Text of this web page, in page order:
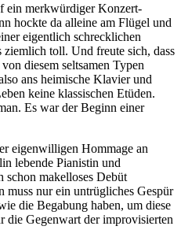
ein merkwürdiger Konzert-
hockte da alleine am Flügel und
eigentlich schrecklichen
ziemlich toll. Und freute sich, dass
diesem seltsamen Typen
ans heimische Klavier und
keine klassischen Etüden.
Es war der Beginn einer
eigenwilligen Hommage an
lebende Pianistin und
schon makelloses Debüt
muss nur ein untrügliches Gespür
die Begabung haben, um diese
die Gegenwart der improvisierten